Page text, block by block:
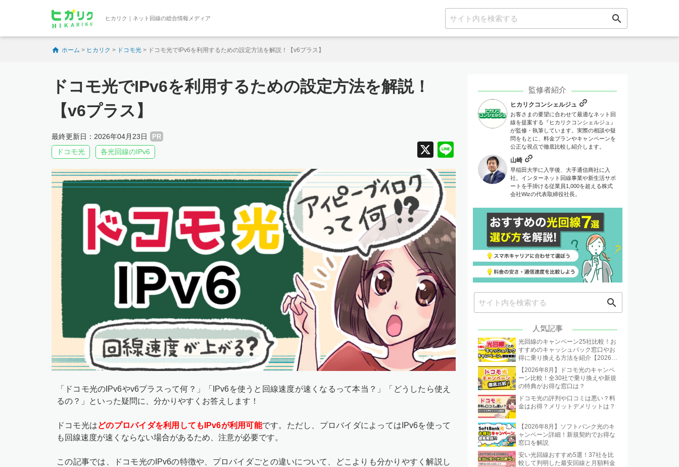
ヒカリク｜ネット回線の総合情報メディア search
ホーム > ヒカリク > ドコモ光 > ドコモ光でIPv6を利用するための設定方法を解説！【v6プラス】
ドコモ光でIPv6を利用するための設定方法を解説！
【v6プラス】
最終更新日：2026年04月23日 PR
X
ドコモ光 各光回線のIPv6
「ドコモ光のIPv6やv6プラスって何？」「IPv6を使うと回線速度が速くなるって本当？」「どうしたら使え
るの？」といった疑問に、分かりやすくお答えします！
ドコモ光はどのプロバイダを利用してもIPv6が利用可能です。ただし、プロバイダによってはIPv6を使って
も回線速度が速くならない場合があるため、注意が必要です。
この記事では、ドコモ光のIPv6の特徴や、プロバイダごとの違いについて、どこよりも分かりやすく解説し
監修者紹介
ヒカリクコンシェルジュ
お客さまの要望に合わせて最適なネット回
線を提案する『ヒカリクコンシェルジュ』
が監修・執筆しています。実際の相談や疑
問をもとに、料金プランやキャンペーンを
公正な視点で徹底比較し紹介します。
山崎
早稲田大学に入学後、大手通信商社に入
社。インターネット回線事業や新生活サポ
ートを手掛ける従業員1,000を超える株式
会社Wizの代表取締役社長。
search
人気記事
光回線のキャンペーン25社比較！お
すすめのキャッシュバック窓口やお
得に乗り換える方法を紹介【2026年
8月】
【2026年8月】ドコモ光のキャンペ
ーン比較！全30社で乗り換えや新規
の特典がお得な窓口は？
ドコモ光の評判や口コミは悪い？料
金はお得？メリットデメリットは？
【2026年8月】ソフトバンク光のキ
ャンペーン詳細！新規契約でお得な
窓口を解説
安い光回線おすすめ5選！37社を比
較して判明した最安回線と月額料金